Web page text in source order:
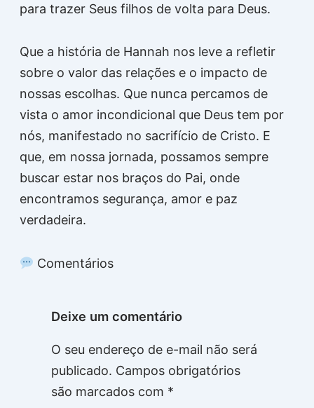
para trazer Seus filhos de volta para Deus.
Que a história de Hannah nos leve a refletir
sobre o valor das relações e o impacto de
nossas escolhas. Que nunca percamos de
vista o amor incondicional que Deus tem por
nós, manifestado no sacrifício de Cristo. E
que, em nossa jornada, possamos sempre
buscar estar nos braços do Pai, onde
encontramos segurança, amor e paz
verdadeira.
Comentários
Deixe um comentário
O seu endereço de e-mail não será
publicado. Campos obrigatórios
são marcados com *